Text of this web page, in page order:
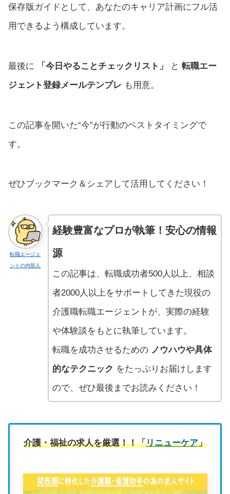
保存版ガイドとして、あなたのキャリア計画にフル活
用できるよう構成しています。
最後に 「今日やることチェックリスト」 と 転職エー
ジェント登録メールテンプレ も用意。
この記事を開いた“今”が行動のベストタイミングで
す。
ぜひブックマーク＆シェアして活用してください！
転職エージェ
ントの内部人
経験豊富なプロが執筆！安心の情報
源
この記事は、転職成功者500人以上、相談
者2000人以上をサポートしてきた現役の
介護職転職エージェントが、実際の経験
や体験談をもとに執筆しています。
転職を成功させるための ノウハウや具体
的なテクニック をたっぷりお届けします
ので、ぜひ最後までお読みください！
介護・福祉の求人を厳選！！「リニューケア」